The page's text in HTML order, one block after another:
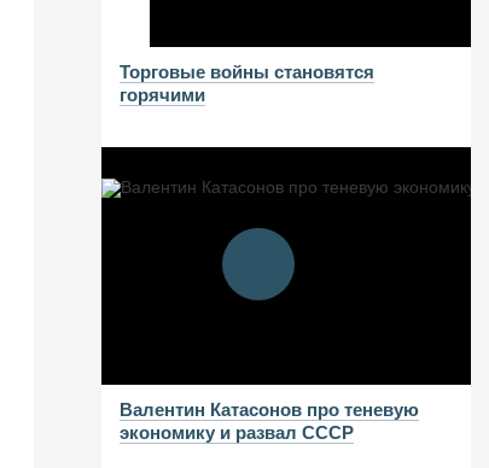
Торговые войны становятся
горячими
Валентин Катасонов про теневую
экономику и развал СССР